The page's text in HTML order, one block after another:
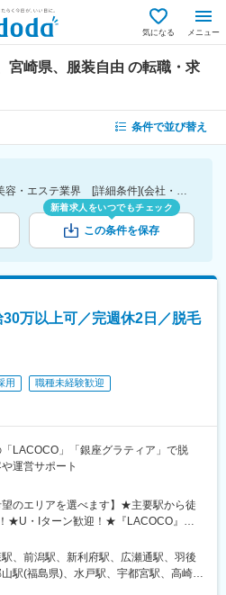
気になる メニュー
宮崎県、服装自由 の転職・求
条件で並び替え
[勤務地]宮崎県 [業種]理容・美容・エステ業界 [詳細条件](会社・職場の環境)服装自由
新着求人をいつでもチェック
この条件を保存
万以上可／完週休2日／脱毛
用
職種未経験歓迎
「LACOCO」「銀座グラティア」で脱
運営サポート
望のエリアを選べます】★主要駅から徒
★U・Iターン歓迎！★『LACOCO』
躍！★自動車通勤可〈エリア〉■北海道・
／岩手県／宮城県／秋田県／山形県／
／神奈川県／千葉県／埼玉県／群馬県／
、前潟駅、新利府駅、広瀬通駅、羽後
駅(福島県)、水戸駅、宇都宮駅、高崎